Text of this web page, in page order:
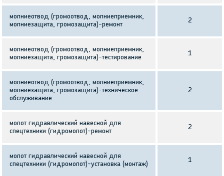
молниеотвод (громоотвод, молниеприемник,
молниезащита, громозащита)-ремонт
2
молниеотвод (громоотвод, молниеприемник,
молниезащита, громозащита)-тестирование
1
молниеотвод (громоотвод, молниеприемник,
молниезащита, громозащита)-техническое
обслуживание
2
молот гидравлический навесной для
спецтехники (гидромолот)-ремонт
2
молот гидравлический навесной для
спецтехники (гидромолот)-установка (монтаж)
1